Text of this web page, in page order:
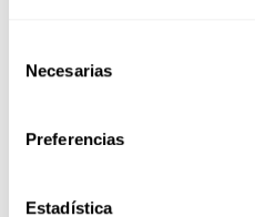
Necesarias
Preferencias
Estadística